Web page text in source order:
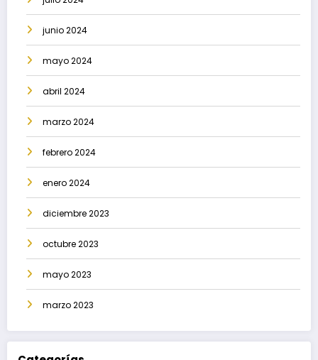
junio 2024
mayo 2024
abril 2024
marzo 2024
febrero 2024
enero 2024
diciembre 2023
octubre 2023
mayo 2023
marzo 2023